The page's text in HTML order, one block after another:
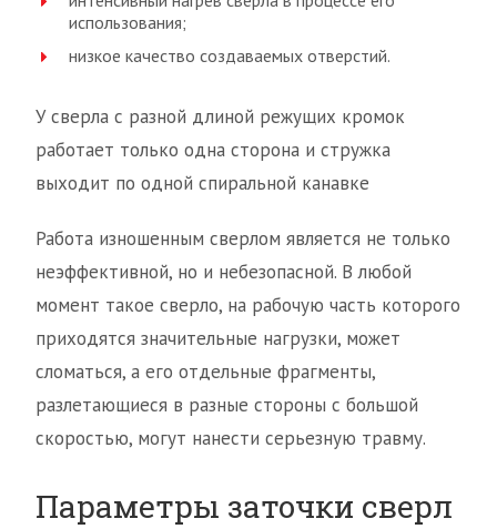
использования;
низкое качество создаваемых отверстий.
У сверла с разной длиной режущих кромок
работает только одна сторона и стружка
выходит по одной спиральной канавке
Работа изношенным сверлом является не только
неэффективной, но и небезопасной. В любой
момент такое сверло, на рабочую часть которого
приходятся значительные нагрузки, может
сломаться, а его отдельные фрагменты,
разлетающиеся в разные стороны с большой
скоростью, могут нанести серьезную травму.
Параметры заточки сверл